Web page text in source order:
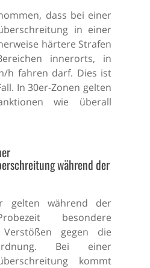
dass bei einer
in einer
härtere Strafen
innerorts, in
h fahren darf. Dies ist
In 30er-Zonen gelten
wie überall
während der
gelten während der
besondere
gegen die
Bei einer
kommt